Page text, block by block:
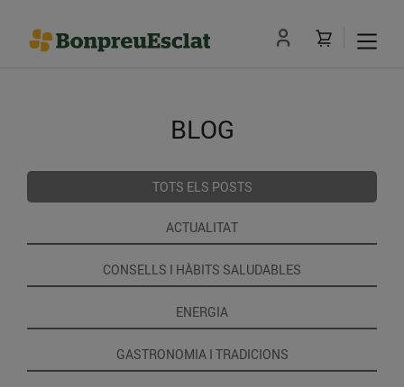
BLOG
TOTS ELS POSTS
ACTUALITAT
CONSELLS I HÀBITS SALUDABLES
ENERGIA
GASTRONOMIA I TRADICIONS